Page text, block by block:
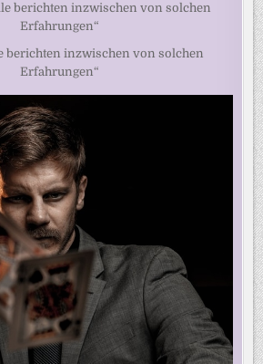
berichten inzwischen von solchen
Erfahrungen“